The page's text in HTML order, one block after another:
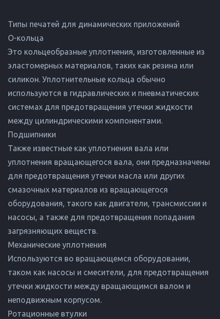
Типы печатей для динамических приложений
О-кольца
Это кольцеобразные уплотнения, изготовленные из
эластомерных материалов, таких как резина или
силикон. Уплотнительные кольца обычно
используются в гидравлических и пневматических
системах для предотвращения утечки жидкости
между цилиндрическими компонентами.
Подшипники
Также известные как уплотнения вала или
уплотнения вращающегося вала, они предназначены
для предотвращения утечки масла или других
смазочных материалов из вращающегося
оборудования, такого как двигатели, трансмиссии и
насосы, а также для предотвращения попадания
загрязняющих веществ.
Механические уплотнения
Используются во вращающемся оборудовании,
таком как насосы и смесители, для предотвращения
утечки жидкости между вращающимся валом и
неподвижным корпусом.
Ротационные втулки